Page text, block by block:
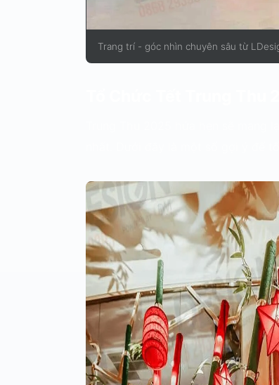
Trang trí - góc nhìn chuyên sâu từ